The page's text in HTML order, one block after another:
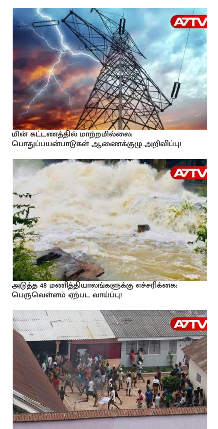
மின் கட்டணத்தில் மாற்றமில்லை:
பொதுப்பயன்பாடுகள் ஆணைக்குழு அறிவிப்பு!
அடுத்த 48 மணித்தியாலங்களுக்கு எச்சரிக்கை:
பெருவெள்ளம் ஏற்பட வாய்ப்பு!